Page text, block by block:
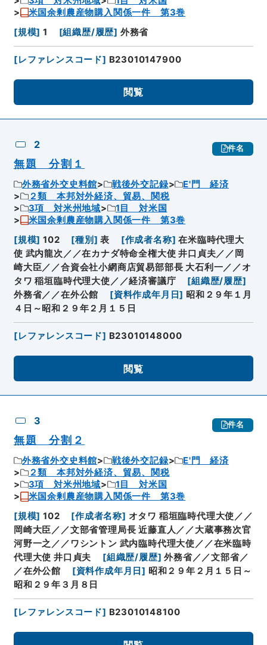
米国余剰農産物購入関係一件 第3巻
[規模] 1 [組織歴/履歴] 外務省
[レファレンスコード] B23010147900
閲覧
2 件名
無題 分割１
外務省外交史料館 戦後外交記録
E'門 経済
２類 本邦対外経済、貿易、関税
3項 対米州地域
1目 対米国
米国余剰農産物購入関係一件 第3巻
[規模] 102 [種別 ] 表 [作成者名称] 在米臨時代理大
使 武内龍次／／在カナダ特命全権大使 井口貞夫／／岡
崎大臣／／合資会社小網商店貿易部部長 大石利一／／オ
タワ 稲垣臨時代理大使／／経済審議庁
[組織歴/履歴]
外務省／／在外公館
[資料作成年月日] 昭和２９年１月
４日～昭和２９年２月１５日
[レファレンスコード] B23010148000
閲覧
3 件名
無題 分割２
外務省外交史料館 戦後外交記録
E'門 経済
２類 本邦対外経済、貿易、関税
3項 対米州地域
1目 対米国
米国余剰農産物購入関係一件 第3巻
[規模] 102 [作成者名称] オタワ 稲垣臨時代理大使／／
岡崎大臣／／文部省管理局長 近藤直人／／大蔵事務次官
河野一之／／ワシントン 武内臨時代理大使／／在米臨時
代理大使 井口貞夫
[組織歴/履歴] 外務省／／文部省／
／在外公館
[資料作成年月日] 昭和２９年２月１５日～
昭和２９年３月８日
[レファレンスコード] B23010148100